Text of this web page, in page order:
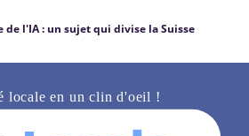
l'IA : un sujet qui divise la Suisse
locale en un clin d'oeil !